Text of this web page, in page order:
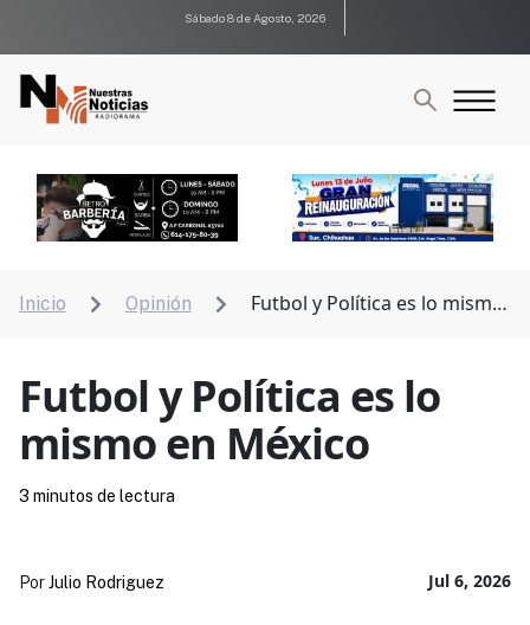
Sábado 8 de Agosto, 2026
Inicio  Opinión 
Futbol y Política es lo mismo
Futbol y Política es lo
mismo en México
Jul 6, 2026
PorJulio Rodriguez
3 minutos de lectura